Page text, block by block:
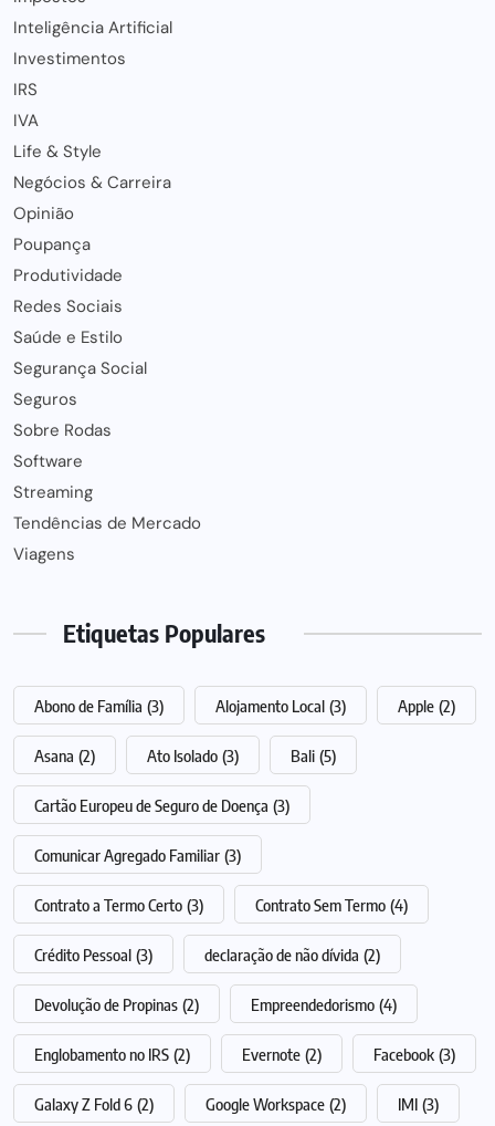
Inteligência Artificial
Investimentos
IRS
IVA
Life & Style
Negócios & Carreira
Opinião
Poupança
Produtividade
Redes Sociais
Saúde e Estilo
Segurança Social
Seguros
Sobre Rodas
Software
Streaming
Tendências de Mercado
Viagens
Etiquetas Populares
Abono de Família (3) Alojamento Local (3) Apple (2)
Asana (2) Ato Isolado (3) Bali (5)
Cartão Europeu de Seguro de Doença (3)
Comunicar Agregado Familiar (3)
Contrato a Termo Certo (3) Contrato Sem Termo (4)
Crédito Pessoal (3) declaração de não dívida (2)
Devolução de Propinas (2) Empreendedorismo (4)
Englobamento no IRS (2) Evernote (2) Facebook (3)
Galaxy Z Fold 6 (2) Google Workspace (2) IMI (3)